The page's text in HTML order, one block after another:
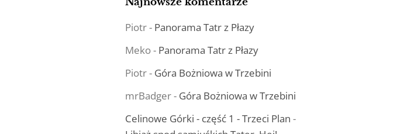
Piotr- Panorama Tatr z Płazy
Meko- Panorama Tatr z Płazy
Piotr- Góra Bożniowa w Trzebini
mrBadger- Góra Bożniowa w Trzebini
Celinowe Górki - część 1 - Trzeci Plan -